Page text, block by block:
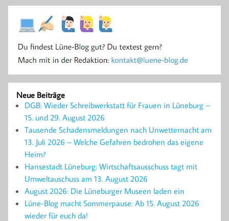
Neue Beiträge
DGB: Wieder Schreibwerkstatt für Frauen in Lüneburg –
15. und 29. August 2026
Tausende Schadensmeldungen nach Unwetternacht am
13. Juli 2026 – Welche Gefahren bedrohen das eigene
Heim?
Hansestadt Lüneburg: Wirtschaftsausschuss tagt mit
Umweltauschuss am 13. August 2026
August 2026: Die Lüneburger Museen laden ein
Lüne-Blog macht Sommerpause: Ab 15. August 2026
wieder für euch da!